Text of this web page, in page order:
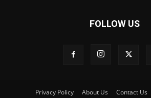
FOLLOW US
Privacy Policy About Us Contact Us